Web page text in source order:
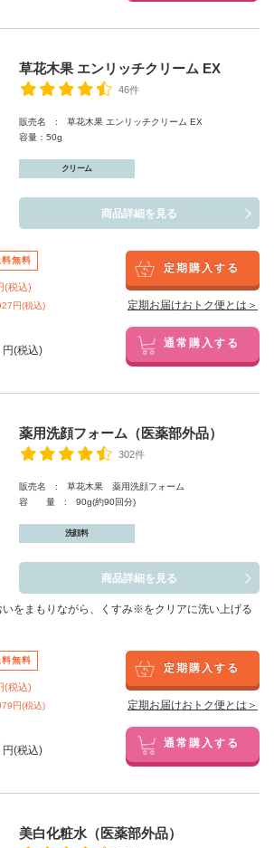
草花木果 エンリッチクリーム EX
46件
販売名 : 草花木果 エンリッチクリーム EX
容量：50g
クリーム
商品詳細を見る
料無料
(税込)
円(税込)
定期購入する
定期お届けおトク便とは＞
円(税込) 通常購入する
薬用洗顔フォーム（医薬部外品）
302件
販売名 : 草花木果 薬用洗顔フォーム
容 量 : 90g(約90回分)
洗顔料
商品詳細を見る
をまもりながら、くすみ※をクリアに洗い上げる
料無料
(税込)
円(税込)
定期購入する
定期お届けおトク便とは＞
円(税込) 通常購入する
美白化粧水（医薬部外品）